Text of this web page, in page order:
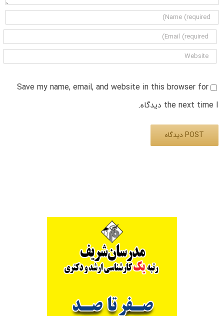
Save my name, email, and website in this browser for
the next time I دیدگاه.